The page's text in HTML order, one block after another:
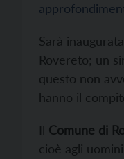
Sarà
Rovereto; un
questo non
hanno il
Il Comune di
cioè agli